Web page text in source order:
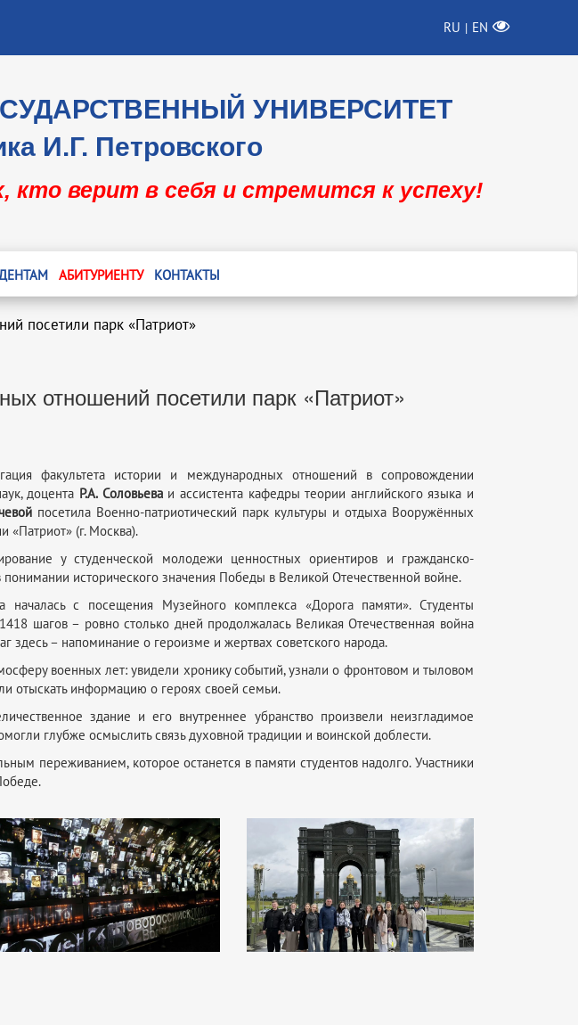
RU | EN
УНИВЕРСИТЕТ
И.Г. Петровского
кто верит в себя и стремится к успеху!
АБИТУРИЕНТУ КОНТАКТЫ
посетили парк «Патриот»
отношений посетили парк «Патриот»
факультета истории и международных отношений в сопровождении
доцента Р.А. Соловьеваи ассистента кафедры теории английского языка и
посетила Военно-патриотический парк культуры и отдыха Вооружённых
«Патриот» (г. Москва).
у студенческой молодежи ценностных ориентиров и гражданско-
понимании исторического значения Победы в Великой Отечественной войне.
началась с посещения Музейного комплекса «Дорога памяти». Студенты
шагов – ровно столько дней продолжалась Великая Отечественная война
здесь – напоминание о героизме и жертвах советского народа.
военных лет: увидели хронику событий, узнали о фронтовом и тыловом
отыскать информацию о героях своей семьи.
здание и его внутреннее убранство произвели неизгладимое
глубже осмыслить связь духовной традиции и воинской доблести.
переживанием, которое останется в памяти студентов надолго. Участники